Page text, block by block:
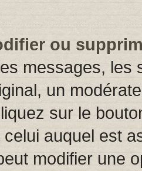
ou
messages, les
un
sur le
celui auquel est
modifier une